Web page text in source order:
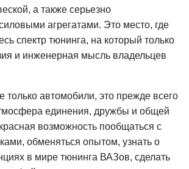
а также серьезно
агрегатами. Это место, где
спектр тюнинга, на который только
и инженерная мысль владельцев
автомобили, это прежде всего
единения, дружбы и общей
возможность пообщаться с
обменяться опытом, узнать о
в мире тюнинга ВАЗов, сделать